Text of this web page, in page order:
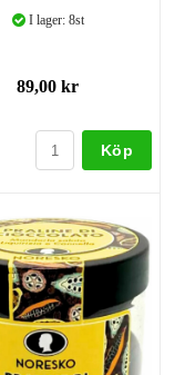
I lager: 8st
89,00 kr
Köp